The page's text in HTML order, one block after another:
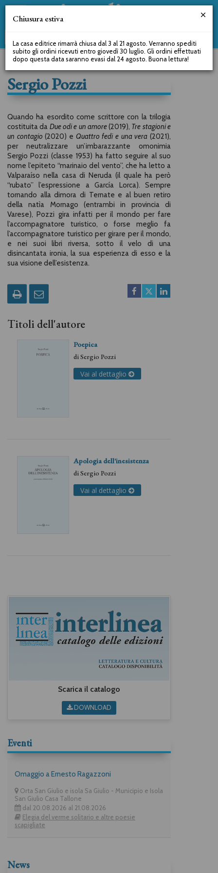
Sergio Pozzi
Quando ha esordito come scrittore con la trilogia
costituita da Due odi e un amore(2019), Tre stagioni e
un contagio (2020) e Quattro fedi e una vera (2021),
per neutralizzare un’imbarazzante omonimia
Sergio Pozzi (classe 1953) ha fatto seguire al suo
nome l’epiteto “marinaio del vento”, che ha letto a
Valparaíso nella casa di Neruda (il quale ha però
“rubato” l’espressione a García Lorca). Sempre
tornando alla dimora di Ternate e al buen retiro
della natìa Mornago (entrambi in provincia di
Varese), Pozzi gira infatti per il mondo per fare
l’accompagnatore turistico, o forse meglio fa
l’accompagnatore turistico per girare per il mondo,
e nei suoi libri riversa, sotto il velo di una
disincantata ironia, la sua esperienza di esso e la
sua visione dell’esistenza.
Titoli dell'autore
Poepica
diSergio Pozzi
Vai al dettaglio
Apologia dell'inesistenza
diSergio Pozzi
Vai al dettaglio
Scarica il catalogo
DOWNLOAD
Eventi
Omaggio a Ernesto Ragazzoni
Orta San Giulio e isola Sa Giulio - Municipio e Isola
San Giulio Casa Tallone
dal 20.08.2026 al 21.08.2026
Elegia del verme solitario e altre poesie
scapigliate
News
Chiusura estiva
La casa editrice rimarrà chiusa dal 3 al 21 agosto. Verranno spediti
subito gli ordini ricevuti entro giovedì 30 luglio. Gli ordini effettuati
dopo questa data saranno evasi dal 24 agosto. Buona lettura!